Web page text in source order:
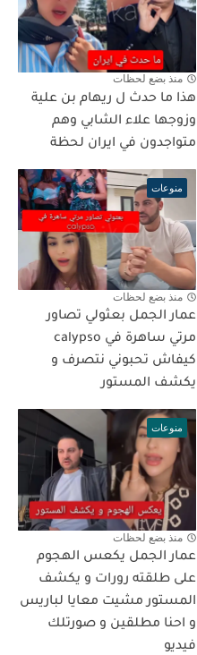
منذ بضع لحظات
هذا ما حدث ل ريهام بن علية
وزوجها علاء الشابي وهم
متواجدون في ايران لحظة
منوعات
منذ بضع لحظات
عمار الجمل بعثولي تصاور
مرتي ساهرة في calypso
كيفاش تحبوني نتصرف و
يكشف المستور
منوعات
منذ بضع لحظات
عمار الجمل يكعس الهجوم
على طلقته رورات و يكشف
المستور مشيت معايا لباريس
و احنا مطلقين و صورتلك
فيديو